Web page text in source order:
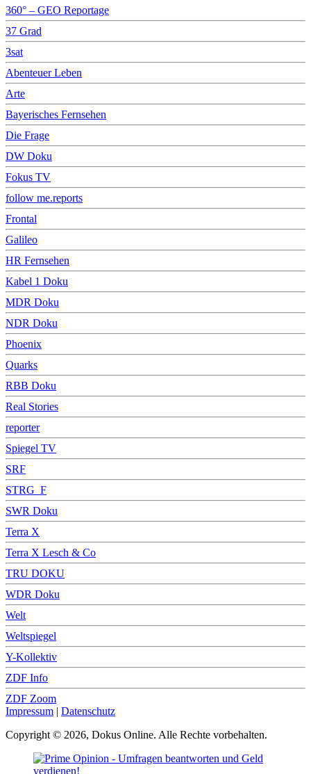
360° – GEO Reportage
37 Grad
3sat
Abenteuer Leben
Arte
Bayerisches Fernsehen
Die Frage
DW Doku
Fokus TV
follow me.reports
Frontal
Galileo
HR Fernsehen
Kabel 1 Doku
MDR Doku
NDR Doku
Phoenix
Quarks
RBB Doku
Real Stories
reporter
Spiegel TV
SRF
STRG_F
SWR Doku
Terra X
Terra X Lesch & Co
TRU DOKU
WDR Doku
Welt
Weltspiegel
Y-Kollektiv
ZDF Info
ZDF Zoom
Impressum | Datenschutz
Copyright © 2026, Dokus Online. Alle Rechte vorbehalten.